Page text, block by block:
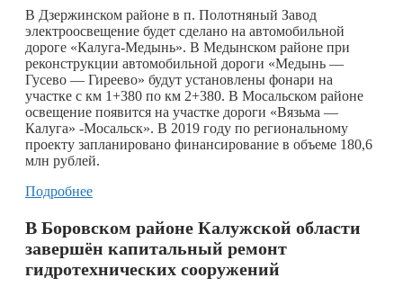
В Дзержинском районе в п. Полотняный Завод
электроосвещение будет сделано на автомобильной
дороге «Калуга-Медынь». В Медынском районе при
реконструкции автомобильной дороги «Медынь —
Гусево — Гиреево» будут установлены фонари на
участке с км 1+380 по км 2+380. В Мосальском районе
освещение появится на участке дороги «Вязьма —
Калуга» -Мосальск». В 2019 году по региональному
проекту запланировано финансирование в объеме 180,6
млн рублей.
Подробнее
В Боровском районе Калужской области
завершён капитальный ремонт
гидротехнических сооружений